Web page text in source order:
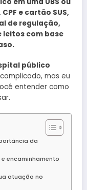
e cartão SUS,
de regulação,
leitos com base
público
mas eu
entender como
da
encaminhamento
atuação no